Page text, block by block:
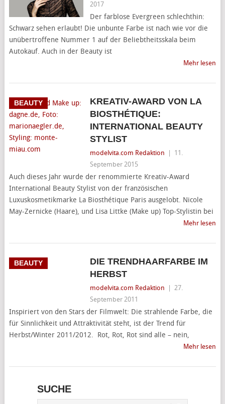
2017
Der farblose Evergreen schlechthin:
Schwarz sehen erlaubt! Die unbunte Farbe ist nach wie vor die
unübertroffene Nummer 1 auf der Beliebtheitsskala beim
Autokauf. Auch in der Beauty ist
Mehr lesen
BEAUTY
KREATIV-AWARD VON LA
BIOSTHÉTIQUE:
INTERNATIONAL BEAUTY
STYLIST
modelvita.com Redaktion
11.
September 2015
Auch dieses Jahr wurde der renommierte Kreativ-Award
International Beauty Stylist von der französischen
Luxuskosmetikmarke La Biosthétique Paris ausgelobt. Nicole
May-Zernicke (Haare), und Lisa Littke (Make up) Top-Stylistin bei
Mehr lesen
BEAUTY
DIE TRENDHAARFARBE IM
HERBST
modelvita.com Redaktion
27.
September 2011
Inspiriert von den Stars der Filmwelt: Die strahlende Farbe, die
für Sinnlichkeit und Attraktivität steht, ist der Trend für
Herbst/Winter 2011/2012. Rot, Rot, Rot sind alle – nein,
Mehr lesen
SUCHE